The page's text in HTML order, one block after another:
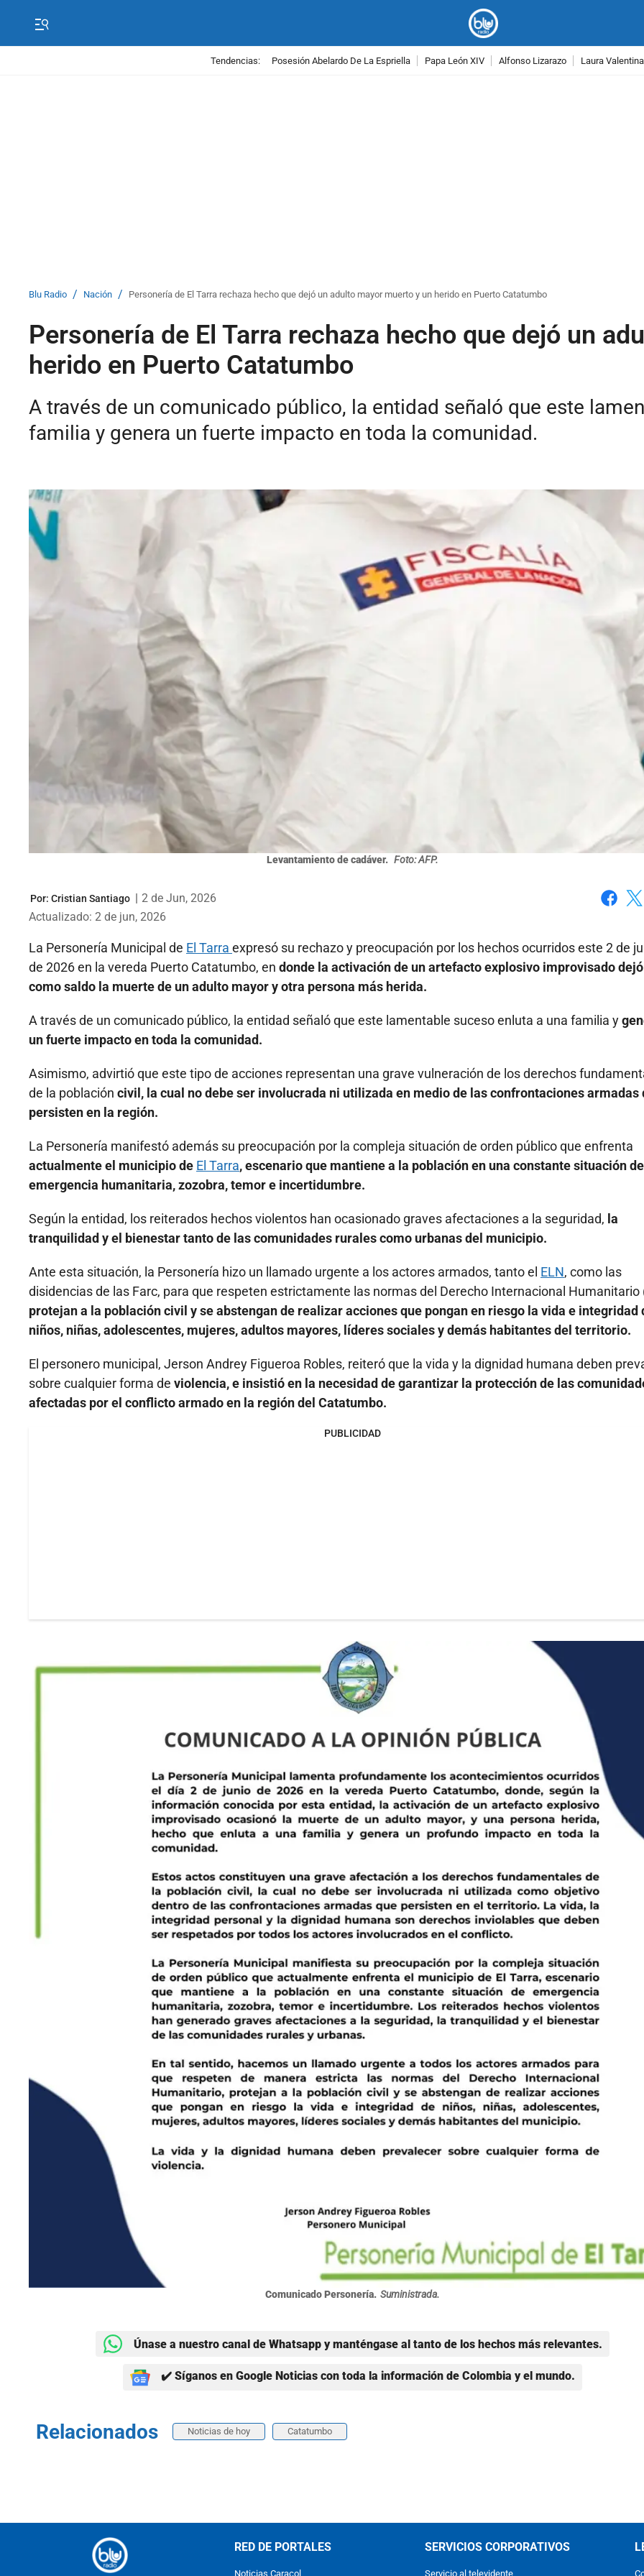
Tendencias: Posesión Abelardo De La Espriella Papa León XIV Alfonso Lizarazo Laura
Blu Radio / Nación / Personería de El Tarra rechaza hecho que dejó un adulto mayor muerto y un herido en Puerto Catatumbo
Personería de El Tarra rechaza hecho que dejó un
herido en Puerto Catatumbo
A través de un comunicado público, la entidad señaló que este
familia y genera un fuerte impacto en toda la comunidad.
Levantamiento de cadáver. Foto: AFP.
Por: Cristian Santiago | 2 de Jun, 2026
Actualizado: 2 de jun, 2026
La Personería Municipal de El Tarra expresó su rechazo y preocupación por los hechos ocurridos este 2 de
de 2026 en la vereda Puerto Catatumbo, en donde la activación de un artefacto explosivo improvisado dejó
como saldo la muerte de un adulto mayor y otra persona más herida.
A través de un comunicado público, la entidad señaló que este lamentable suceso enluta a una familia y
un fuerte impacto en toda la comunidad.
Asimismo, advirtió que este tipo de acciones representan una grave vulneración de los derechos
de la población civil, la cual no debe ser involucrada ni utilizada en medio de las confrontaciones armadas
persisten en la región.
La Personería manifestó además su preocupación por la compleja situación de orden público que enfrenta
actualmente el municipio de El Tarra, escenario que mantiene a la población en una constante situación de
emergencia humanitaria, zozobra, temor e incertidumbre.
Según la entidad, los reiterados hechos violentos han ocasionado graves afectaciones a la seguridad, la
tranquilidad y el bienestar tanto de las comunidades rurales como urbanas del municipio.
Ante esta situación, la Personería hizo un llamado urgente a los actores armados, tanto el ELN, como las
disidencias de las Farc, para que respeten estrictamente las normas del Derecho Internacional Humanitario
protejan a la población civil y se abstengan de realizar acciones que pongan en riesgo la vida e integridad
niños, niñas, adolescentes, mujeres, adultos mayores, líderes sociales y demás habitantes del territorio.
El personero municipal, Jerson Andrey Figueroa Robles, reiteró que la vida y la dignidad humana deben
sobre cualquier forma de violencia, e insistió en la necesidad de garantizar la protección de las
afectadas por el conflicto armado en la región del Catatumbo.
PUBLICIDAD
Comunicado Personería. Suministrada.
Únase a nuestro canal de Whatsapp y manténgase al tanto de los hechos más relevantes.
✔️ Síganos en Google Noticias con toda la información de Colombia y el mundo.
Relacionados Noticias de hoy Catatumbo
RED DE PORTALES
Noticias Caracol
SERVICIOS CORPORATIVOS
Servicio al televidente